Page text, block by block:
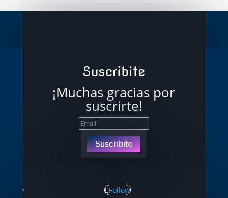
Suscribite
¡Muchas gracias por
suscrirte!
Suscribite
Follow